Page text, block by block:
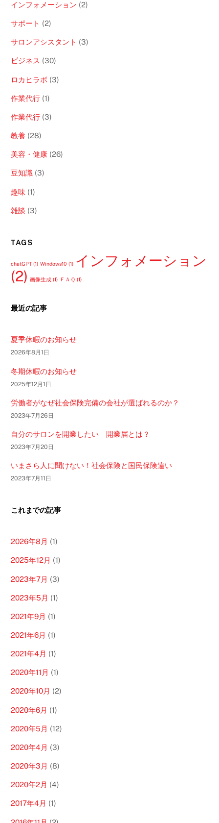
インフォメーション (2)
サポート (2)
サロンアシスタント (3)
ビジネス (30)
ロカヒラボ (3)
作業代行 (1)
作業代行 (3)
教養 (28)
美容・健康 (26)
豆知識 (3)
趣味 (1)
雑談 (3)
TAGS
chatGPT (1) Windows10 (1) インフォメーション
(2) 画像生成 (1) ＦＡＱ (1)
最近の記事
夏季休暇のお知らせ
2026年8月1日
冬期休暇のお知らせ
2025年12月1日
労働者がなぜ社会保険完備の会社が選ばれるのか？
2023年7月26日
自分のサロンを開業したい 開業届とは？
2023年7月20日
いまさら人に聞けない！社会保険と国民保険違い
2023年7月11日
これまでの記事
2026年8月 (1)
2025年12月 (1)
2023年7月 (3)
2023年5月 (1)
2021年9月 (1)
2021年6月 (1)
2021年4月 (1)
2020年11月 (1)
2020年10月 (2)
2020年6月 (1)
2020年5月 (12)
2020年4月 (3)
2020年3月 (8)
2020年2月 (4)
2017年4月 (1)